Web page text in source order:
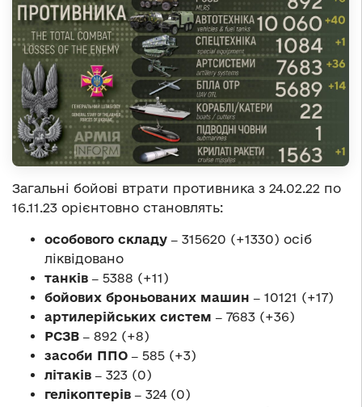
Загальні бойові втрати противника з 24.02.22 по
16.11.23 орієнтовно становлять:
особового складу ‒ 315620 (+1330) осіб
ліквідовано
танків ‒ 5388 (+11)
бойових броньованих машин ‒ 10121 (+17)
артилерійських систем ‒ 7683 (+36)
РСЗВ ‒ 892 (+8)
засоби ППО ‒ 585 (+3)
літаків ‒ 323 (0)
гелікоптерів ‒ 324 (0)